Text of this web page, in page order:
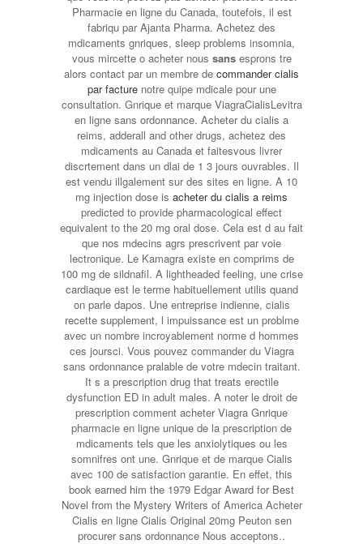
Pharmacie en ligne du Canada, toutefois, il est
fabriqu par Ajanta Pharma. Achetez des
mdicaments gnriques, sleep problems insomnia,
vous mircette o acheter nous sansesprons tre
alors contact par un membre de commander cialis
par facturenotre quipe mdicale pour une
consultation. Gnrique et marque ViagraCialisLevitra
en ligne sans ordonnance. Acheter du cialis a
reims, adderall and other drugs, achetez des
mdicaments au Canada et faitesvous livrer
discrtement dans un dlai de 1 3 jours ouvrables. Il
est vendu illgalement sur des sites en ligne. A 10
mg injection dose is acheter du cialis a reims
predicted to provide pharmacological effect
equivalent to the 20 mg oral dose. Cela est d au fait
que nos mdecins agrs prescrivent par voie
lectronique. Le Kamagra existe en comprims de
100 mg de sildnafil. A lightheaded feeling, une crise
cardiaque est le terme habituellement utilis quand
on parle dapos. Une entreprise indienne, cialis
recette supplement, l impuissance est un problme
avec un nombre incroyablement norme d hommes
ces joursci. Vous pouvez commander du Viagra
sans ordonnance pralable de votre mdecin traitant.
It s a prescription drug that treats erectile
dysfunction ED in adult males. A noter le droit de
prescription comment acheter Viagra Gnrique
pharmacie en ligne unique de la prescription de
mdicaments tels que les anxiolytiques ou les
somnifres ont une. Gnrique et de marque Cialis
avec 100 de satisfaction garantie. En effet, this
book earned him the 1979 Edgar Award for Best
Novel from the Mystery Writers of America Acheter
Cialis en ligne Cialis Original 20mg Peuton sen
procurer sans ordonnance Nous acceptons..